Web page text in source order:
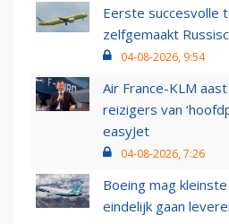
Eerste succesvolle
zelfgemaakt
04-08-2026, 9:54
Air France-KLM
reizigers van
easyJet
04-08-2026, 7:26
Boeing mag
eindelijk gaan